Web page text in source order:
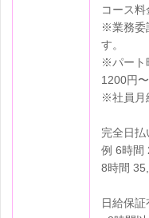
コース
※業務委
す。
※パート
1200円
※社員月
完全日払
例 6時間
8時間
日給保証